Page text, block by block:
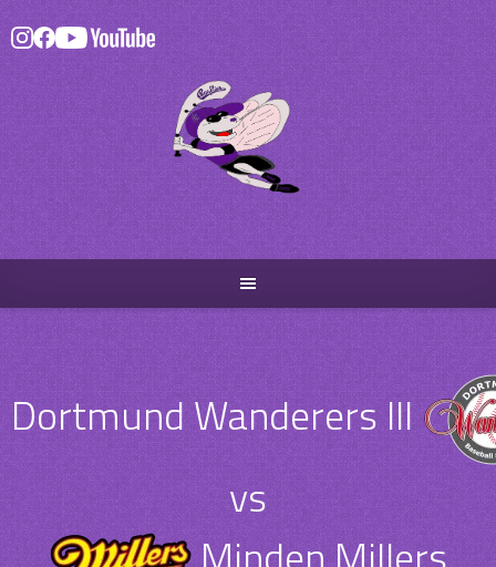
Skip
to
content
Dortmund Wanderers III
vs